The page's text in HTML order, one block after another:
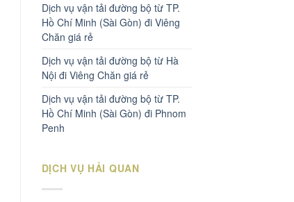
Dịch vụ vận tải đường bộ từ TP.
Hồ Chí Minh (Sài Gòn) đi Viêng
Chăn giá rẻ
Dịch vụ vận tải đường bộ từ Hà
Nội đi Viêng Chăn giá rẻ
Dịch vụ vận tải đường bộ từ TP.
Hồ Chí Minh (Sài Gòn) đi Phnom
Penh
DỊCH VỤ HẢI QUAN